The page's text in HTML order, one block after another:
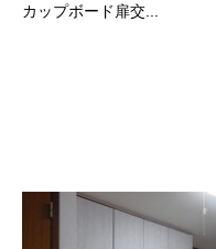
カップボード扉交...